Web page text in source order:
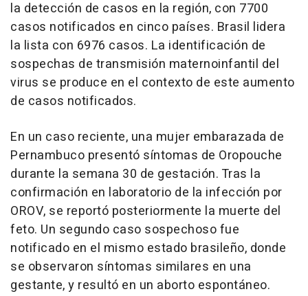
la detección de casos en la región, con 7700
casos notificados en cinco países. Brasil lidera
la lista con 6976 casos. La identificación de
sospechas de transmisión maternoinfantil del
virus se produce en el contexto de este aumento
de casos notificados.
En un caso reciente, una mujer embarazada de
Pernambuco presentó síntomas de Oropouche
durante la semana 30 de gestación. Tras la
confirmación en laboratorio de la infección por
OROV, se reportó posteriormente la muerte del
feto. Un segundo caso sospechoso fue
notificado en el mismo estado brasileño, donde
se observaron síntomas similares en una
gestante, y resultó en un aborto espontáneo.